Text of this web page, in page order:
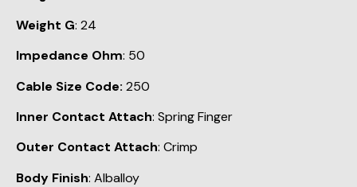
Weight G: 24
Impedance Ohm: 50
Cable Size Code: 250
Inner Contact Attach: Spring Finger
Outer Contact Attach: Crimp
Body Finish: Alballoy